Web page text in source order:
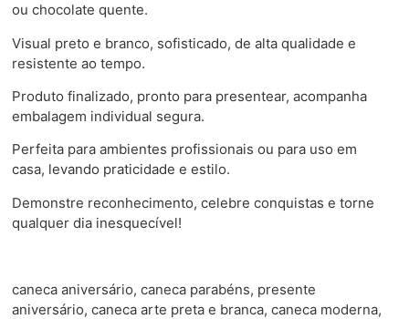
ou chocolate quente.
Visual preto e branco, sofisticado, de alta qualidade e
resistente ao tempo.
Produto finalizado, pronto para presentear, acompanha
embalagem individual segura.
Perfeita para ambientes profissionais ou para uso em
casa, levando praticidade e estilo.
Demonstre reconhecimento, celebre conquistas e torne
qualquer dia inesquecível!
caneca aniversário, caneca parabéns, presente
aniversário, caneca arte preta e branca, caneca moderna,